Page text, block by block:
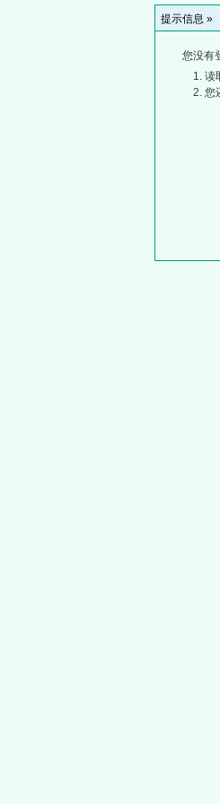
提示信息 »
您没有
读
您